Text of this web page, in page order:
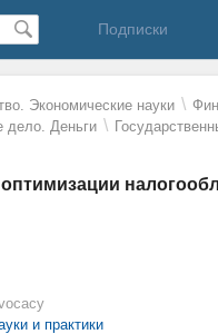
Подписки
Экономические науки \
дело. Деньги \
и практики